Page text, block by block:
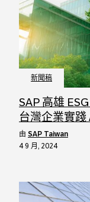
新聞稿
SAP 高雄
台灣企業實踐
SAP Taiwan
4 9 月, 2024